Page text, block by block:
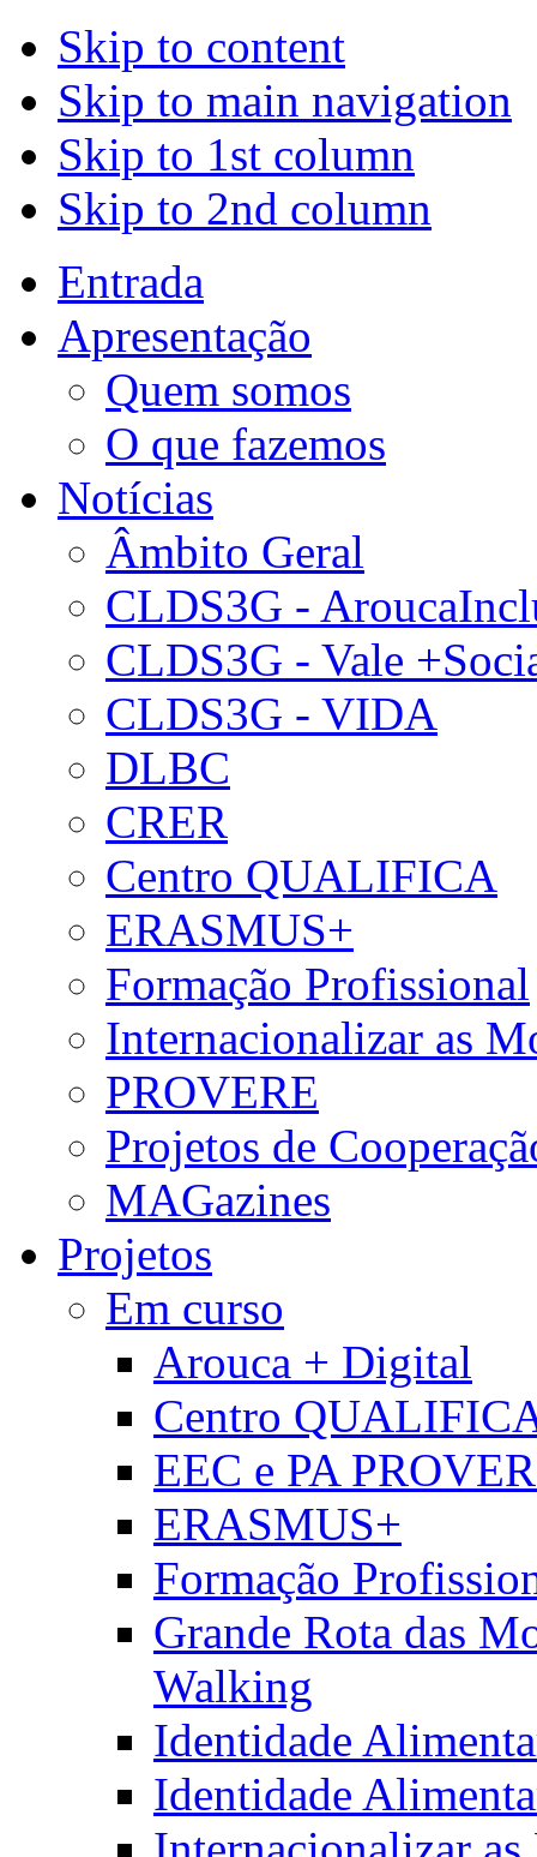
Skip to content
Skip to main navigation
Skip to 1st column
Skip to 2nd column
Entrada
Apresentação
Quem somos
O que fazemos
Notícias
Âmbito Geral
CLDS3G -
CLDS3G - Vale
CLDS3G - VIDA
DLBC
CRER
Centro QUALIFICA
ERASMUS+
Formação Profissional
Internacionalizar as
PROVERE
Projetos de
MAGazines
Projetos
Em curso
Arouca + Digital
Centro
EEC e PA
ERASMUS+
Formação
Grande Rota das
Walking
Identidade
Identidade